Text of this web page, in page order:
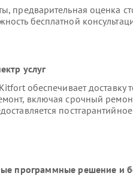
предварительная оценка
бесплатной
услуг
обеспечивает доставку
включая срочный
программные решение и